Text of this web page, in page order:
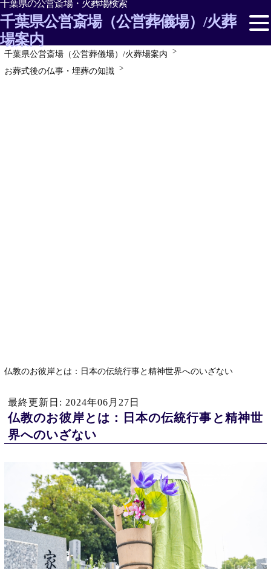
千葉県の公営斎場・火葬場検索
千葉県公営斎場（公営葬儀場）/火葬
場案内
千葉県の市民/公営斎場・火葬場を探す
千葉県公営斎場（公営葬儀場）/火葬場案内
お葬式後の仏事・埋葬の知識
仏教のお彼岸とは：日本の伝統行事と精神世界へのいざない
最終更新日: 2024年06月27日
仏教のお彼岸とは：日本の伝統行事と精神世
界へのいざない